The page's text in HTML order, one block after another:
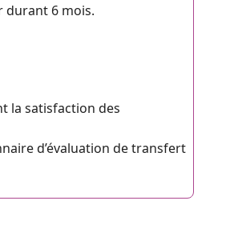
durant 6 mois.
la satisfaction des
d’évaluation de transfert